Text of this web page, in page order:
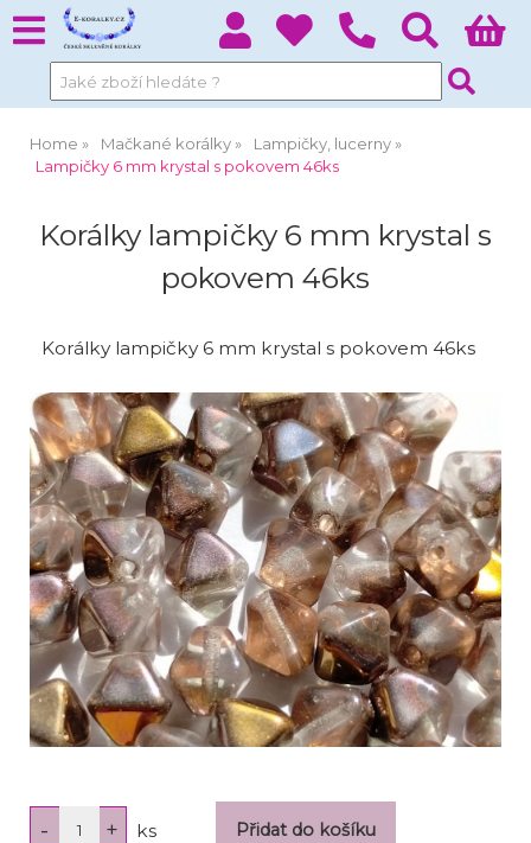
Home Mačkané korálky
Lampičky, lucerny
Lampičky 6 mm krystal s pokovem 46ks
Korálky lampičky 6 mm krystal s
pokovem 46ks
Korálky lampičky 6 mm krystal s pokovem 46ks
ks